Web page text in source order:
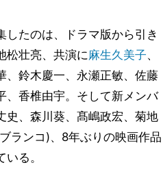
したのは、ドラマ版から引き
松壮亮、共演に麻生久美子、
、鈴木慶一、永瀬正敏、佐藤
、香椎由宇。そして新メンバ
史、森川葵、髙嶋政宏、菊地
ランコ)、8年ぶりの映画作品
る。